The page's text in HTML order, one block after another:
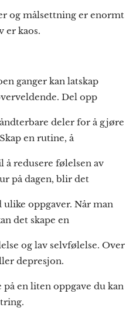
og målsettning er enormt
er kaos.
ganger kan latskap
Del opp
deler for å gjøre
en rutine, å
å redusere følelsen av
på dagen, blir det
oppgaver. Når man
det skape en
og lav selvfølelse. Over
depresjon.
en liten oppgave du kan